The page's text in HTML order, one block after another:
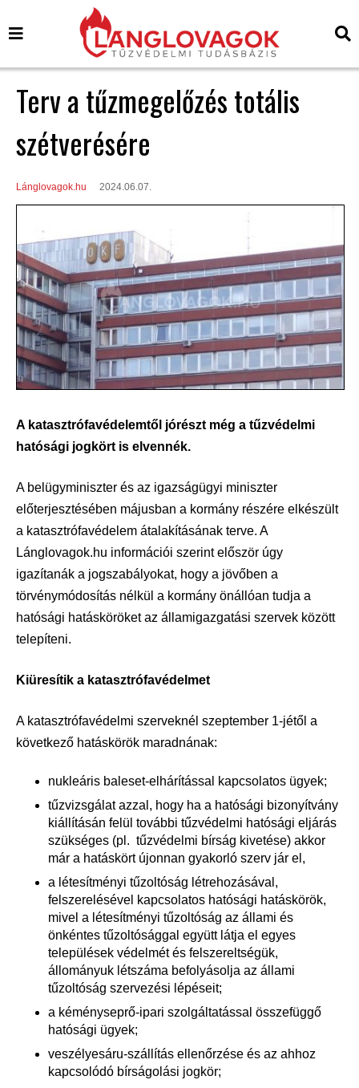
Terv a tűzmegelőzés totális
szétverésére
Lánglovagok.hu 2024.06.07.
A katasztrófavédelemtől jórészt még a tűzvédelmi
hatósági jogkört is elvennék.
A belügyminiszter és az igazságügyi miniszter
előterjesztésében májusban a kormány részére elkészült
a katasztrófavédelem átalakításának terve. A
Lánglovagok.hu információi szerint először úgy
igazítanák a jogszabályokat, hogy a jövőben a
törvénymódosítás nélkül a kormány önállóan tudja a
hatósági hatásköröket az államigazgatási szervek között
telepíteni.
Kiüresítik a katasztrófavédelmet
A katasztrófavédelmi szerveknél szeptember 1-jétől a
következő hatáskörök maradnának:
nukleáris baleset-elhárítással kapcsolatos ügyek;
tűzvizsgálat azzal, hogy ha a hatósági bizonyítvány
kiállításán felül további tűzvédelmi hatósági eljárás
szükséges (pl. tűzvédelmi bírság kivetése) akkor
már a hatáskört újonnan gyakorló szerv jár el,
a létesítményi tűzoltóság létrehozásával,
felszerelésével kapcsolatos hatósági hatáskörök,
mivel a létesítményi tűzoltóság az állami és
önkéntes tűzoltósággal együtt látja el egyes
települések védelmét és felszereltségük,
állományuk létszáma befolyásolja az állami
tűzoltóság szervezési lépéseit;
a kéményseprő-ipari szolgáltatással összefüggő
hatósági ügyek;
veszélyesáru-szállítás ellenőrzése és az ahhoz
kapcsolódó bírságolási jogkör;